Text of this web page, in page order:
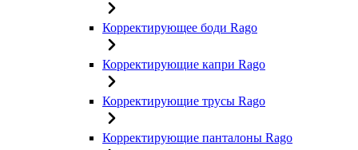
Корректирующее боди Rago
Корректирующие капри Rago
Корректирующие трусы Rago
Корректирующие панталоны Rago